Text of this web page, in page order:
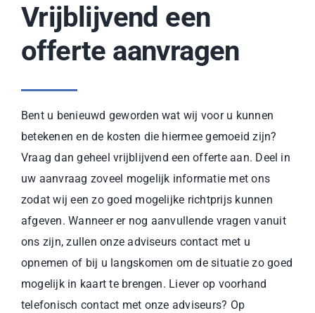
Vrijblijvend een
offerte aanvragen
Bent u benieuwd geworden wat wij voor u kunnen
betekenen en de kosten die hiermee gemoeid zijn?
Vraag dan geheel vrijblijvend een offerte aan. Deel in
uw aanvraag zoveel mogelijk informatie met ons
zodat wij een zo goed mogelijke richtprijs kunnen
afgeven. Wanneer er nog aanvullende vragen vanuit
ons zijn, zullen onze adviseurs contact met u
opnemen of bij u langskomen om de situatie zo goed
mogelijk in kaart te brengen. Liever op voorhand
telefonisch contact met onze adviseurs? Op